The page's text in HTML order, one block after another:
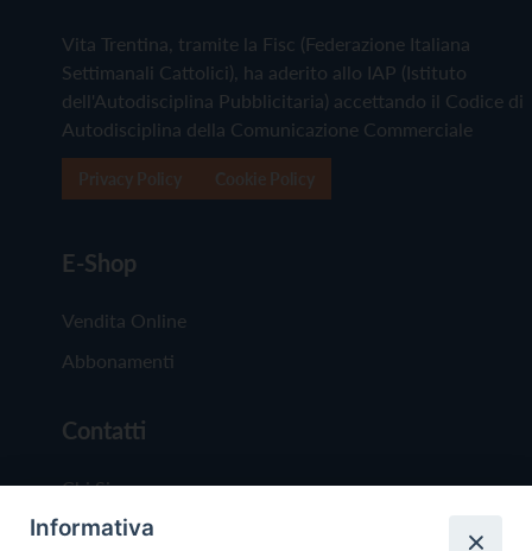
Vita Trentina, tramite la Fisc (Federazione Italiana
Settimanali Cattolici), ha aderito allo IAP (Istituto
dell'Autodisciplina Pubblicitaria) accettando il Codice di
Autodisciplina della Comunicazione Commerciale
E-Shop
Vendita Online
Abbonamenti
Contatti
Chi Siamo
Redazione
Informativa